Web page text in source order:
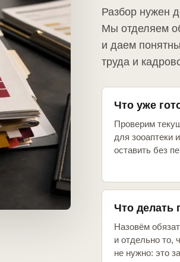
Разбор нужен
Мы отделяем
и даем
труда и
Что уже
Проверим
для зооаптеки
оставить без
Что делать
Назовём
и отдельно то,
не нужно: это